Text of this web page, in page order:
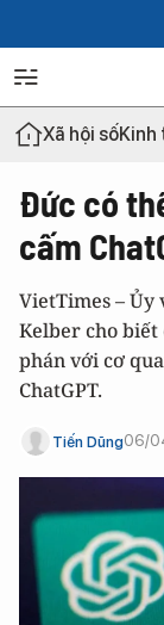
Xã hội sốKinh
Đức có
cấm
VietTimes –
Kelber cho biết
phán với cơ
ChatGPT.
Tiến Dũng06/